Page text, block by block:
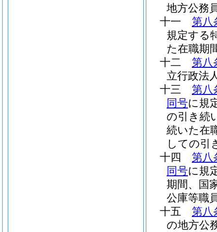
地方公務
十一
第八
規定する
た在職期
十二
第八
立行政法
十三
第八
同号に規
の引き続
続いた在
しての引
十四
第八
同号に規
期間、国
公庫等職
十五
第八
の地方公